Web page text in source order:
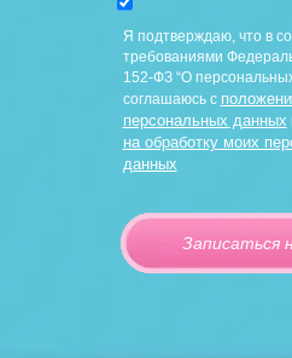
Я подтверждаю, что в
требованиями
152-ФЗ “О
соглашаюсь с
персональных данных
на обработку моих
данных